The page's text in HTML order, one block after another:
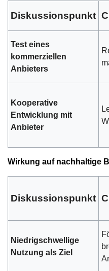
Diskussionspunkt
Test eines
kommerziellen
Anbieters
Kooperative
Entwicklung mit
Anbieter
Wirkung auf nachhaltige
Diskussionspunkt
Niedrigschwellige
Nutzung als Ziel